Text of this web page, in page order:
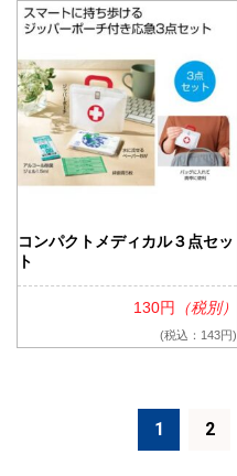
コンパクトメディカル３点セッ
ト
130円 （税別）
(税込：143円)
1 2